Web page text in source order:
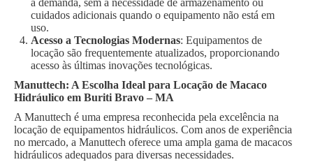
a demanda, sem a necessidade de armazenamento ou
cuidados adicionais quando o equipamento não está em
uso.
Acesso a Tecnologias Modernas: Equipamentos de
locação são frequentemente atualizados, proporcionando
acesso às últimas inovações tecnológicas.
Manuttech: A Escolha Ideal para Locação de Macaco
Hidráulico em Buriti Bravo – MA
A Manuttech é uma empresa reconhecida pela excelência na
locação de equipamentos hidráulicos. Com anos de experiência
no mercado, a Manuttech oferece uma ampla gama de macacos
hidráulicos adequados para diversas necessidades.